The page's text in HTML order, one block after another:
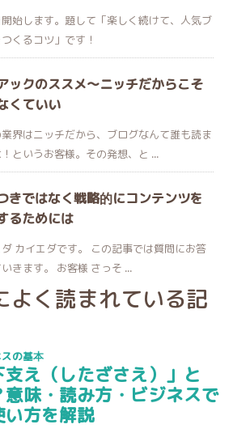
始します。題して「楽しく続けて、人気ブ
くるコツ」です！
ックのススメ〜ニッチだからこそ
くていい
界はニッチだから、ブログなんて誰も読ま
というお客様。その発想、と ...
きではなく戦略的にコンテンツを
るためには
カイエダです。 この記事では質問にお答
きます。 お客様 さっそ ...
よく読まれている記